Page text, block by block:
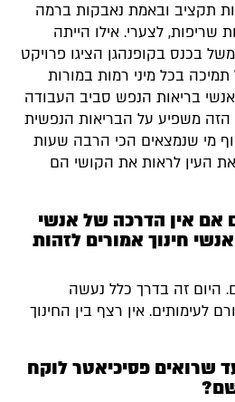
תקציב ובאמת נאבקות ברמה
שריפות, לצערי. אילו הייתה
בכנס בקופנהגן הציגו פרויקט
בכל מיני רמות במורות
אנשי בריאות הנפש סביב העבודה
משפיע על הבריאות הנפשית
מי שנמצאים הכי הרבה שעות
את העין לראות את הקושי הם
אם אין הדרכה של אנשי
חינוך אמורים לזהות
היום זה בדרך כלל נעשה
לעימותים. אין רצף בין החינוך
שרואים פסיכיאטר לוקח